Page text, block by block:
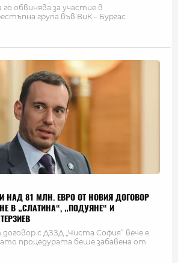
обвинява за участие в
група във ВиК – Бургас
НАД 81 МЛН. ЕВРО ОТ НОВИЯ ДОГОВОР
В „СЛАТИНА“, „ПОДУЯНЕ“ И
с ДЗЗД „Чиста София“ вече е
процедурата беше забавена от